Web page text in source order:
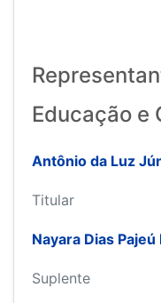
Educação e
Antônio da Luz
Titular
Nayara Dias
Suplente